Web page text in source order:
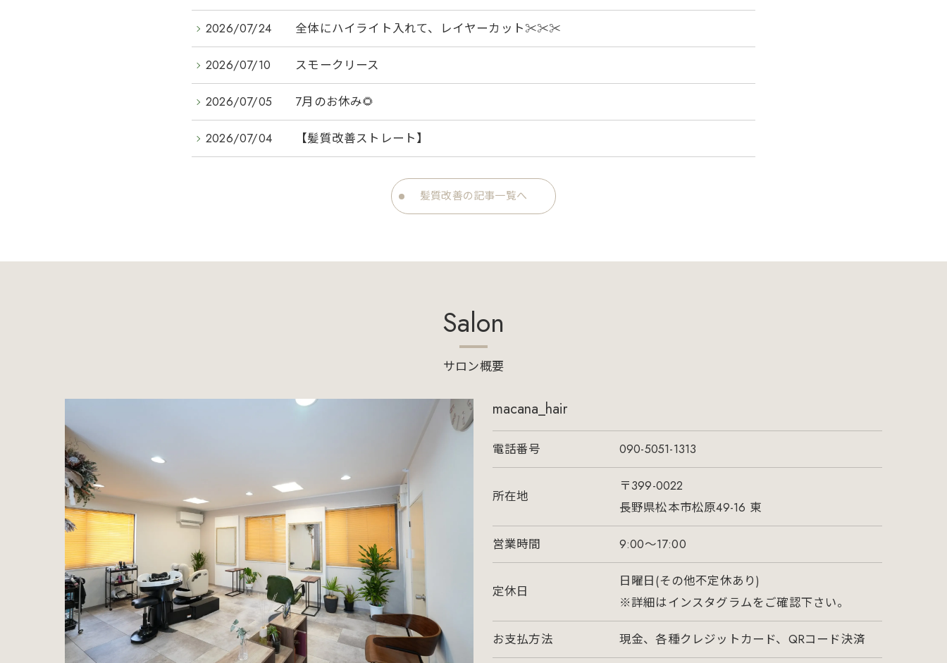
2026/07/24 全体にハイライト入れて、レイヤーカット✂︎✂︎✂︎
2026/07/10 スモークリース
2026/07/05 7月のお休み🌻
2026/07/04 【髪質改善ストレート】
髪質改善の記事一覧へ
サロン概要
Salon
macana_hair
電話番号 090-5051-1313
所在地
〒399-0022
長野県松本市松原49-16 東
営業時間 9:00～17:00
定休日
日曜日(その他不定休あり)
※詳細はインスタグラムをご確認下さい。
お支払方法 現金、各種クレジットカード、QRコード決済